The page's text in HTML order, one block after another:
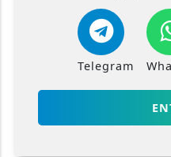
Telegram